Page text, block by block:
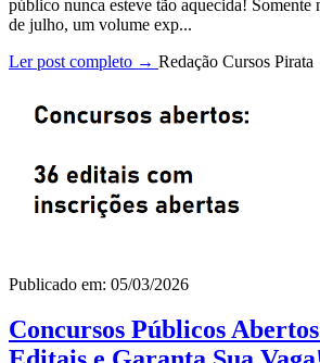
público nunca esteve tão aquecida! Somente
de julho, um volume exp...
Ler post completo → Redação Cursos Pirata
Publicado em: 05/03/2026
Concursos Públicos